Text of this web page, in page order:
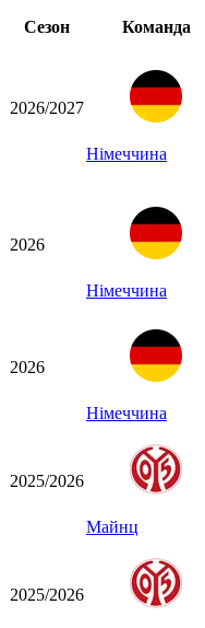
Сезон
Команда
2026/2027
Німеччина
2026
Німеччина
2026
Німеччина
2025/2026
Майнц
2025/2026